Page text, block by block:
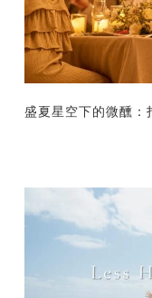
盛夏星空下的微醺：